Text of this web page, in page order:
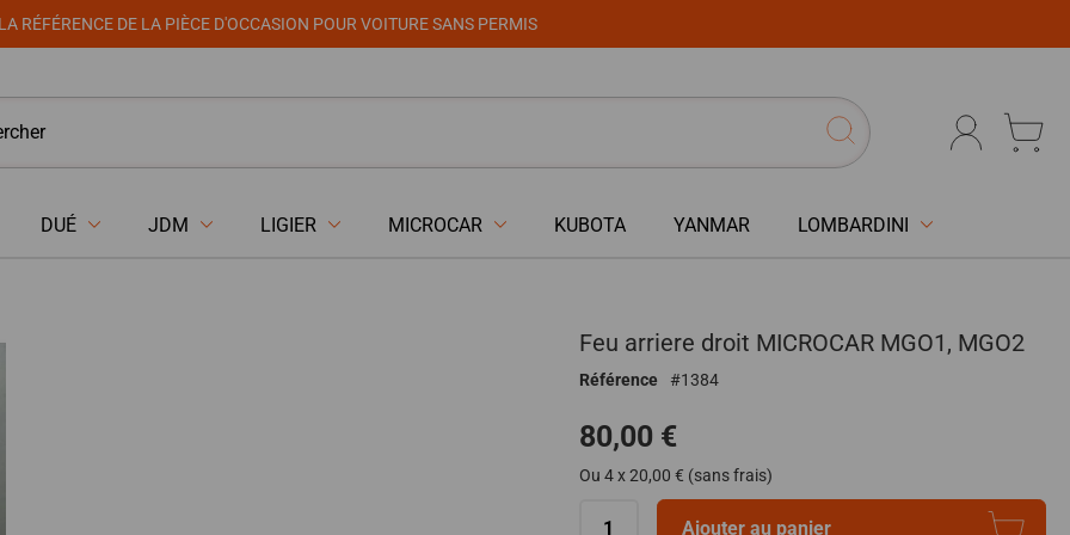
LA RÉFÉRENCE DE LA PIÈCE D'OCCASION POUR VOITURE SANS PERMIS
DUÉ JDM LIGIER MICROCAR KUBOTA YANMAR LOMBARDINI
Feu arriere droit MICROCAR MGO1, MGO2
Référence 1384
80,00 €
Ou 4 x 20,00 € (sans frais)
Ajouter au panier